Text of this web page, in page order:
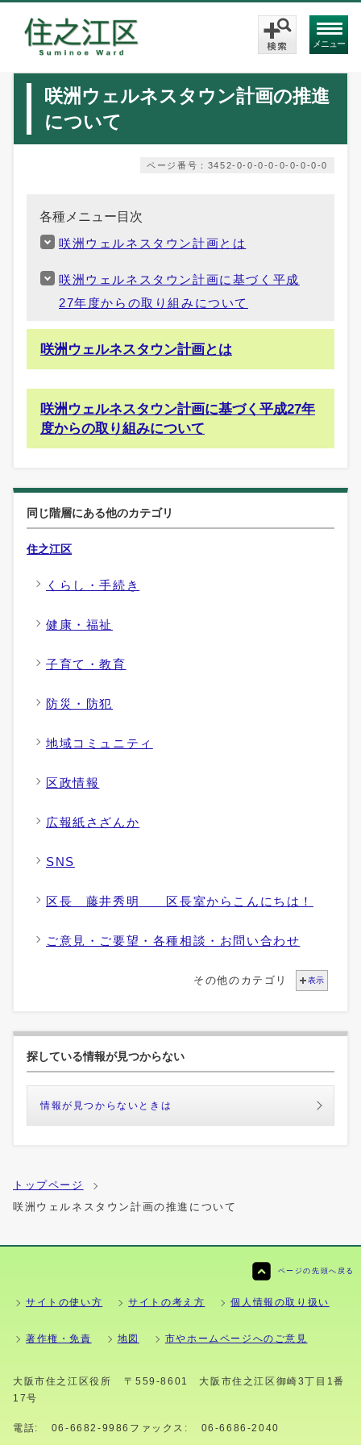
メニュー
咲洲ウェルネスタウン計画の推進
について
ページ番号：3452-0-0-0-0-0-0-0-0-0
各種メニュー目次
咲洲ウェルネスタウン計画とは
咲洲ウェルネスタウン計画に基づく平成
27年度からの取り組みについて
咲洲ウェルネスタウン計画とは
咲洲ウェルネスタウン計画に基づく平成27年
度からの取り組みについて
同じ階層にある他のカテゴリ
住之江区
くらし・手続き
健康・福祉
子育て・教育
防災・防犯
地域コミュニティ
区政情報
広報紙さざんか
SNS
区長 藤井秀明 区長室からこんにちは！
ご意見・ご要望・各種相談・お問い合わせ
その他のカテゴリ 表示
探している情報が見つからない
情報が見つからないときは
トップページ
咲洲ウェルネスタウン計画の推進について
ページの先頭へ戻る
サイトの使い方 サイトの考え方 個人情報の取り扱い
著作権・免責 地図 市やホームページへのご意見
大阪市住之江区役所
〒559-8601 大阪市住之江区御崎3丁目1番
17号
電話: 06-6682-9986 ファックス: 06-6686-2040